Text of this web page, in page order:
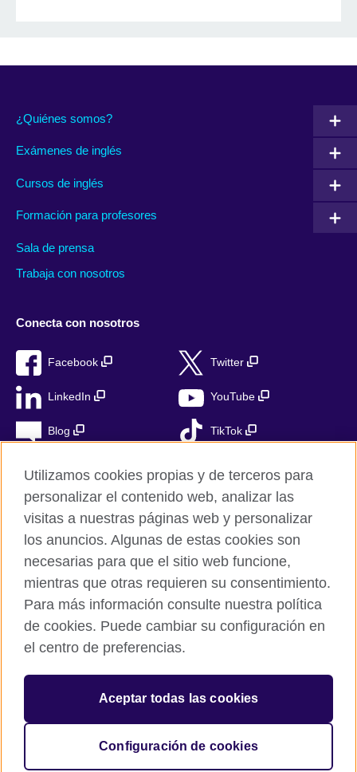
¿Quiénes somos?
Exámenes de inglés
Cursos de inglés
Formación para profesores
Sala de prensa
Trabaja con nosotros
Conecta con nosotros
Facebook Twitter
LinkedIn YouTube
Blog TikTok
British Council Global
Privacidad
Aviso Legal
Cookies
Mapa del sitio
© 2026 British Council
relations and educational opportunities. A registered charity in
the UK: 209131 (England and Wales) SC037733
(Scotland). Registered in Spain as “Delegación en España de la
number 847 CUL-EXT.
Utilizamos cookies propias y de terceros para
personalizar el contenido web, analizar las
visitas a nuestras páginas web y personalizar
los anuncios. Algunas de estas cookies son
necesarias para que el sitio web funcione,
mientras que otras requieren su consentimiento.
Para más información consulte nuestra política
de cookies. Puede cambiar su configuración en
el centro de preferencias.
Aceptar todas las cookies
Configuración de cookies